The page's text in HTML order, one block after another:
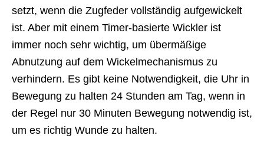
setzt, wenn die Zugfeder vollständig aufgewickelt
ist. Aber mit einem Timer-basierte Wickler ist
immer noch sehr wichtig, um übermäßige
Abnutzung auf dem Wickelmechanismus zu
verhindern. Es gibt keine Notwendigkeit, die Uhr in
Bewegung zu halten 24 Stunden am Tag, wenn in
der Regel nur 30 Minuten Bewegung notwendig ist,
um es richtig Wunde zu halten.